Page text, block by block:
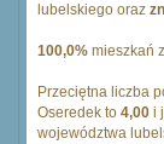
lubelskiego oraz
100,0% mieszkań
Przeciętna liczba
Oseredek to 4,00 i
województwa